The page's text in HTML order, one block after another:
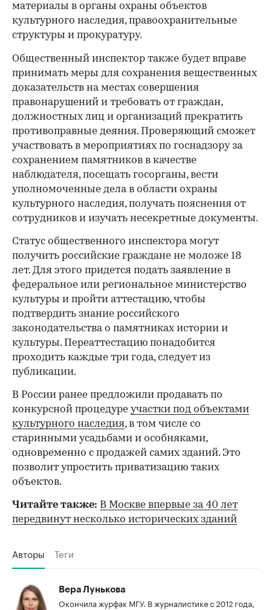
материалы в органы охраны объектов
культурного наследия, правоохранительные
структуры и прокуратуру.
Общественный инспектор также будет вправе
принимать меры для сохранения вещественных
доказательств на местах совершения
правонарушений и требовать от граждан,
должностных лиц и организаций прекратить
противоправные деяния. Проверяющий сможет
участвовать в мероприятиях по госнадзору за
сохранением памятников в качестве
наблюдателя, посещать госорганы, вести
уполномоченные дела в области охраны
культурного наследия, получать пояснения от
сотрудников и изучать несекретные документы.
Статус общественного инспектора могут
получить российские граждане не моложе 18
лет. Для этого придется подать заявление в
федеральное или региональное министерство
культуры и пройти аттестацию, чтобы
подтвердить знание российского
законодательства о памятниках истории и
культуры. Переаттестацию понадобится
проходить каждые три года, следует из
публикации.
В России ранее предложили продавать по
конкурсной процедуре участки под объектами
культурного наследия, в том числе со
старинными усадьбами и особняками,
одновременно с продажей самих зданий. Это
позволит упростить приватизацию таких
объектов.
Читайте также: В Москве впервые за 40 лет
передвинут несколько исторических зданий
Авторы Теги
Вера Лунькова
Окончила журфак МГУ. В журналистике с 2012 года,